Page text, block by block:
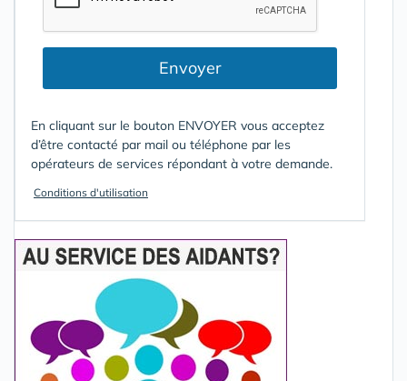
Envoyer
En cliquant sur le bouton ENVOYER vous acceptez
d’être contacté par mail ou téléphone par les
opérateurs de services répondant à votre demande.
Conditions d'utilisation